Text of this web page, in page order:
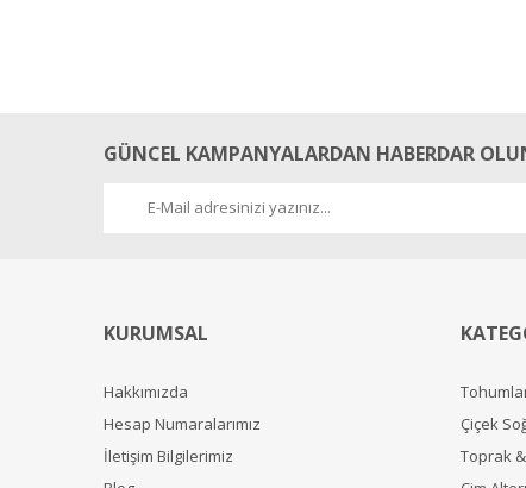
GÜNCEL KAMPANYALARDAN HABERDAR
KURUMSAL
Hakkımızda
Hesap Numaralarımız
İletişim Bilgilerimiz
Çiçek
Toprak